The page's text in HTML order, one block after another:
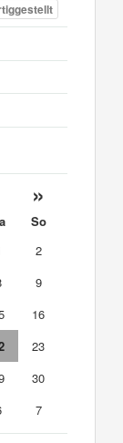
»
So
2
9
16
23
30
7